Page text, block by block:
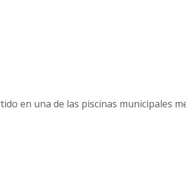
en una de las piscinas municipales